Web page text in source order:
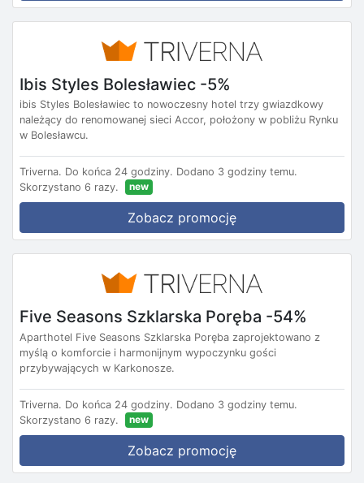
Ibis Styles Bolesławiec -5%
ibis Styles Bolesławiec to nowoczesny hotel trzy gwiazdkowy
należący do renomowanej sieci Accor, położony w pobliżu Rynku
w Bolesławcu.
Triverna. Do końca 24 godziny. Dodano 3 godziny temu.
Skorzystano 6 razy.
new
Zobacz promocję
Five Seasons Szklarska Poręba -54%
Aparthotel Five Seasons Szklarska Poręba zaprojektowano z
myślą o komforcie i harmonijnym wypoczynku gości
przybywających w Karkonosze.
Triverna. Do końca 24 godziny. Dodano 3 godziny temu.
Skorzystano 6 razy.
new
Zobacz promocję